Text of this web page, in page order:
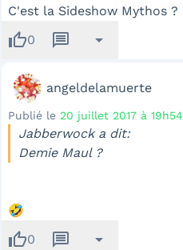
C'est la Sideshow Mythos ?
thumb_up0 message arrow_drop_down
angeldelamuerte
Publié le 20 juillet 2017 à 19h54
Jabberwock a dit:
Demie Maul ?
🤣
thumb_up0 message arrow_drop_down